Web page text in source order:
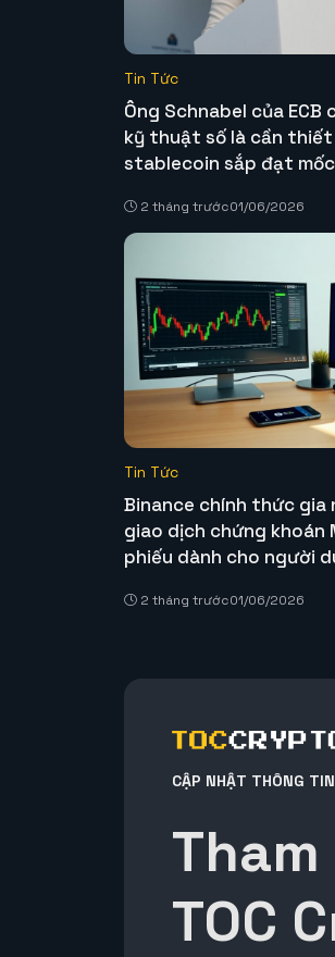
Tin Tức
Ông Schnabel của
kỹ thuật số là cần
stablecoin sắp đạt
2 tháng trước01/06/2026
Tin Tức
Binance chính thức
giao dịch chứng khoán
phiếu dành cho người
2 tháng trước01/06/2026
CẬP NHẬT THÔNG
TOC